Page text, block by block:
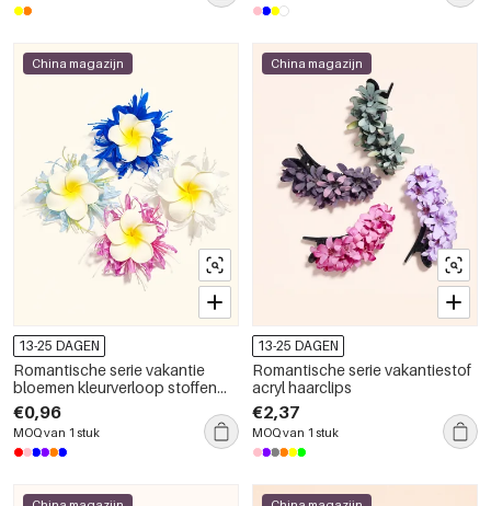
China magazijn
13-25 DAGEN
Romantische serie vakantie
bloemen kleurverloop stoffen
haarclips
€0,96
MOQ van 1 stuk
China magazijn
13-25 DAGEN
Romantische serie vakantiestof
acryl haarclips
€2,37
MOQ van 1 stuk